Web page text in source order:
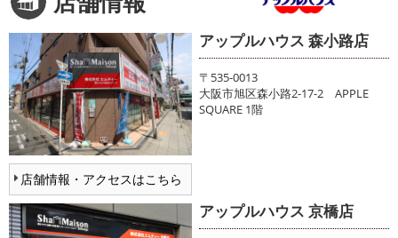
店舗情報・アクセスはこちら
アップルハウス 森小路店
〒535-0013
大阪市旭区森小路2-17-2 APPLE
SQUARE 1階
アップルハウス 京橋店